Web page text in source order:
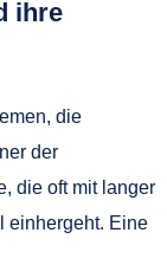
ihre
die
der
die oft mit langer
einhergeht. Eine